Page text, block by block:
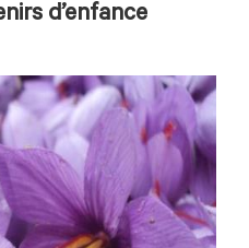
d’enfance